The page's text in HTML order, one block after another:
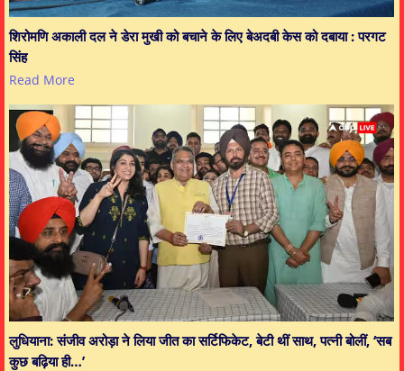
शिरोमणि अकाली दल ने डेरा मुखी को बचाने के लिए बेअदबी केस को दबाया : परगट
सिंह
Read More
लुधियाना: संजीव अरोड़ा ने लिया जीत का सर्टिफिकेट, बेटी थीं साथ, पत्नी बोलीं, ‘सब
कुछ बढ़िया ही…’